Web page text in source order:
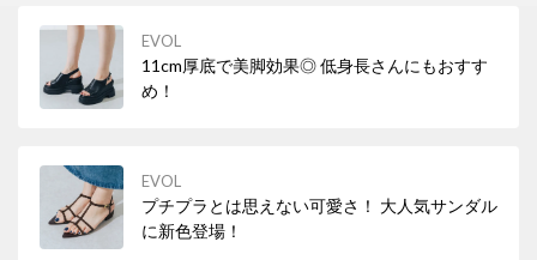
EVOL
11cm厚底で美脚効果◎ 低身長さんにもおすす
め！
EVOL
プチプラとは思えない可愛さ！ 大人気サンダル
に新色登場！